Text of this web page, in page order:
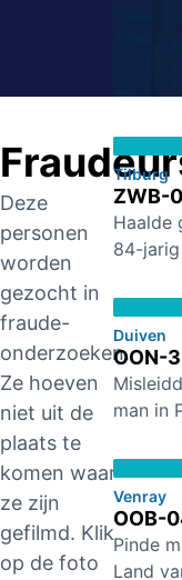
Deze
personen
worden
gezocht in
fraude-
onderzoeken.
Ze hoeven
niet uit de
plaats te
komen waar
ze zijn
gefilmd. Klik
op de foto
Tilburg
ZWB-
Haalde
84-
Duiven
OON-
man in
Venray
OOB-
Pinde
Land